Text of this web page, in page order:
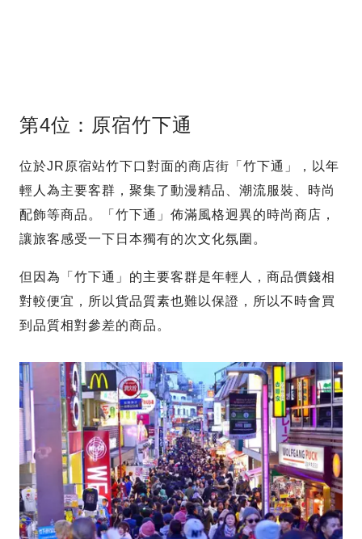
第4位：原宿竹下通
位於JR原宿站竹下口對面的商店街「竹下通」，以年
輕人為主要客群，聚集了動漫精品、潮流服裝、時尚
配飾等商品。「竹下通」佈滿風格迥異的時尚商店，
讓旅客感受一下日本獨有的次文化氛圍。
但因為「竹下通」的主要客群是年輕人，商品價錢相
對較便宜，所以貨品質素也難以保證，所以不時會買
到品質相對參差的商品。